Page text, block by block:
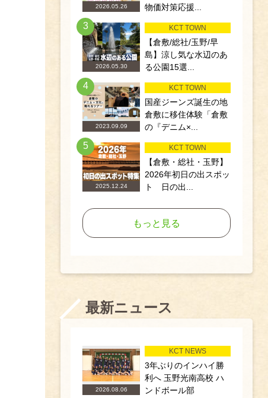
2026.05.26
物価対策応援...
3
2026.05.30
KCT TOWN
【倉敷/総社/玉野/早
島】涼し気な水辺のあ
る公園15選...
4
2023.09.09
KCT TOWN
国産ジーンズ誕生の地
倉敷に移住体験「倉敷
の『デニム×...
5
2025.12.24
KCT TOWN
【倉敷・総社・玉野】
2026年初日の出スポッ
ト 日の出...
もっと見る
最新ニュース
2026.08.06
KCT NEWS
3年ぶりのインハイ勝
利へ 玉野光南高校 ハ
ンドボール部